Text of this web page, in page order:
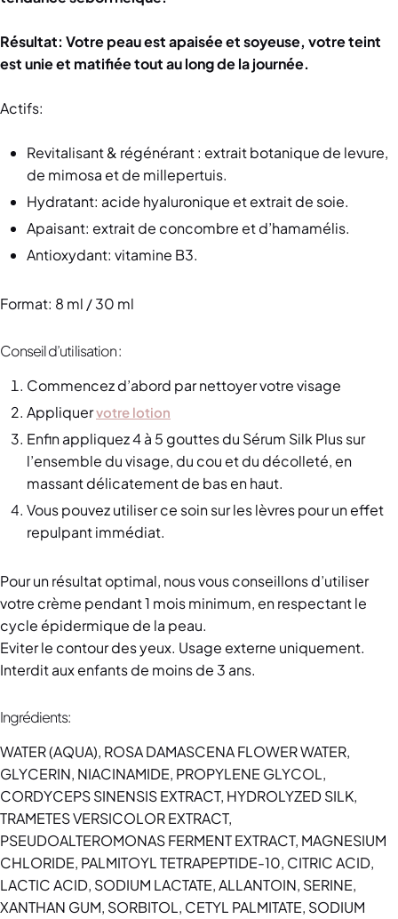
Résultat: Votre peau est apaisée et soyeuse, votre teint
est unie et matifiée tout au long de la journée.
Actifs:
Revitalisant & régénérant : extrait botanique de levure,
de mimosa et de millepertuis.
Hydratant: acide hyaluronique et extrait de soie.
Apaisant: extrait de concombre et d’hamamélis.
Antioxydant: vitamine B3.
Format: 8 ml / 30 ml
Conseil d’utilisation :
Commencez d’abord par nettoyer votre visage
Appliquervotre lotion
Enfin appliquez 4 à 5 gouttes du Sérum Silk Plus sur
l’ensemble du visage, du cou et du décolleté, en
massant délicatement de bas en haut.
Vous pouvez utiliser ce soin sur les lèvres pour un effet
repulpant immédiat.
Pour un résultat optimal, nous vous conseillons d’utiliser
votre crème pendant 1 mois minimum, en respectant le
cycle épidermique de la peau.
Eviter le contour des yeux. Usage externe uniquement.
Interdit aux enfants de moins de 3 ans.
Ingrédients:
WATER (AQUA), ROSA DAMASCENA FLOWER WATER,
GLYCERIN, NIACINAMIDE, PROPYLENE GLYCOL,
CORDYCEPS SINENSIS EXTRACT, HYDROLYZED SILK,
TRAMETES VERSICOLOR EXTRACT,
PSEUDOALTEROMONAS FERMENT EXTRACT, MAGNESIUM
CHLORIDE, PALMITOYL TETRAPEPTIDE-10, CITRIC ACID,
LACTIC ACID, SODIUM LACTATE, ALLANTOIN, SERINE,
XANTHAN GUM, SORBITOL, CETYL PALMITATE, SODIUM